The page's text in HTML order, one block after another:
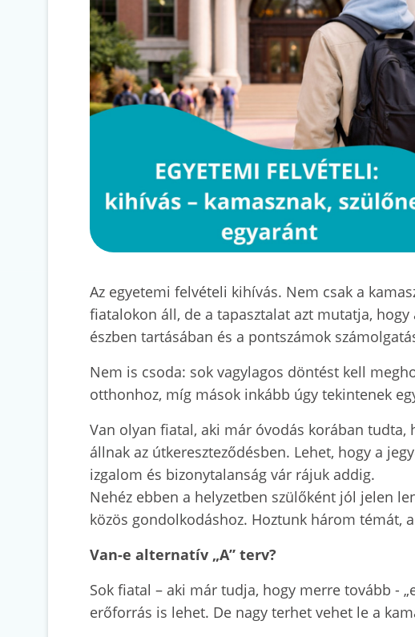
Az egyetemi felvételi kihívás. Nem csak a
fiatalokon áll, de a tapasztalat azt mutatja,
észben tartásában és a pontszámok
Nem is csoda: sok vagylagos döntést kell
otthonhoz, míg mások inkább úgy tekintenek
Van olyan fiatal, aki már óvodás korában
állnak az útkereszteződésben. Lehet, hogy a
izgalom és bizonytalanság vár rájuk addig.
Nehéz ebben a helyzetben szülőként jól jelen
közös gondolkodáshoz. Hoztunk három témát,
Van-e alternatív „A” terv?
Sok fiatal – aki már tudja, hogy merre tovább -
erőforrás is lehet. De nagy terhet vehet le a